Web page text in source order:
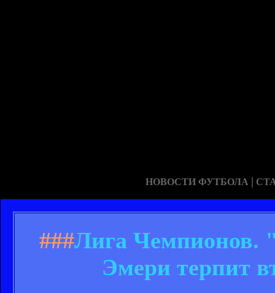
НОВОСТИ ФУТБОЛА |
###Лига Чемпионов.
Эмери терпит